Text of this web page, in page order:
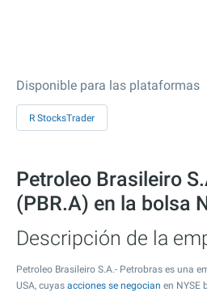
Disponible para las plataformas
R StocksTrader
Petroleo Brasileiro
(PBR.A) en la bolsa
Descripción de la
Petroleo Brasileiro S.A.- Petrobras es una
USA, cuyas acciones se negocian en NYSE